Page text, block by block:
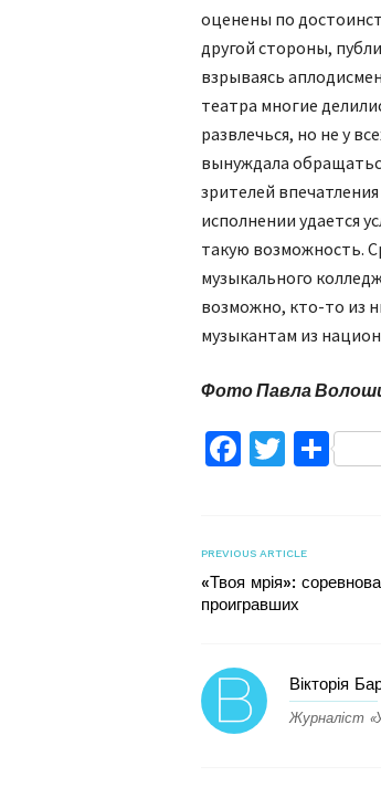
оценены по
другой стороны,
взрываясь
театра многие
развлечься, но не у
вынуждала
зрителей
исполнении удается
такую возможность.
музыкального
возможно, кто-то из
музыкантам из
Фото Павла
Facebook
Twitter
PREVIOUS ARTICLE
«Твоя мрія»:
проигравших
Вікторія
Журналіст